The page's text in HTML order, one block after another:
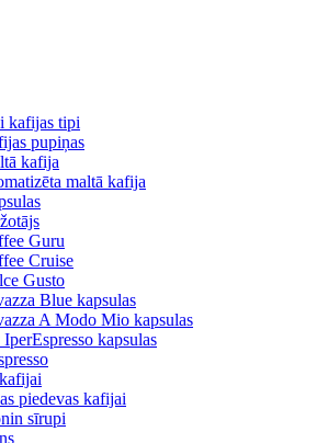
kafijas tipi
pupiņas
kafija
maltā kafija
Guru
Cruise
Gusto
Blue kapsulas
A Modo Mio kapsulas
kapsulas
piedevas kafijai
sīrupi